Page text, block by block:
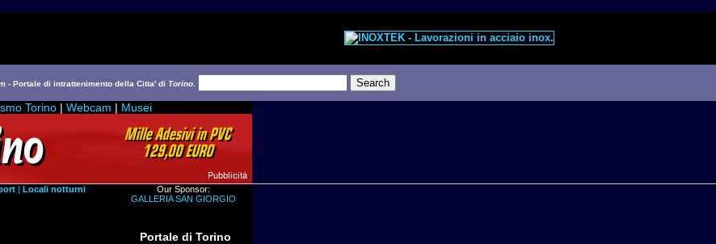
- Portale di intrattenimento della Citta' di Torino
Torino | Webcam | Musei
| Locali notturni
Our Sponsor:
GALLERIA SAN GIORGIO
Portale di Torino